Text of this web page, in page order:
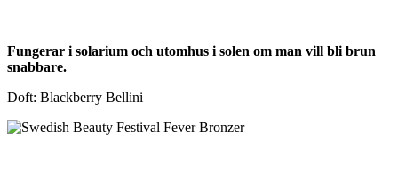
Fungerar i solarium och utomhus i solen om man vill bli brun
snabbare.
Doft: Blackberry Bellini